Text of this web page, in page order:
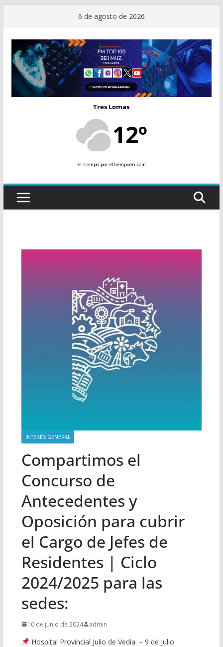
contenido
6 de agosto de 2026
Tres Lomas
12º
El tiempopor eltiempoen.com
INTERÉS GENERAL
Compartimos el
Concurso de
Antecedentes y
Oposición para cubrir
el Cargo de Jefes de
Residentes | Ciclo
2024/2025 para las
sedes:
10 de junio de 2024 admin
Hospital Provincial Julio de Vedia. – 9 de Julio: